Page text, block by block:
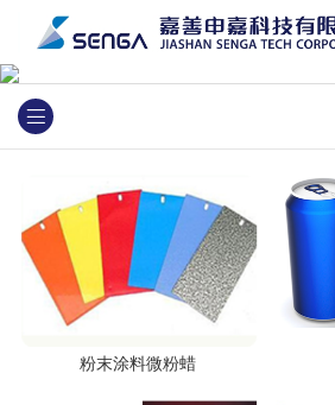
粉末涂料微粉蜡